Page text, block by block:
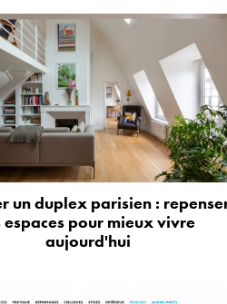
un duplex parisien :
espaces pour mieux vivre
aujourd'hui